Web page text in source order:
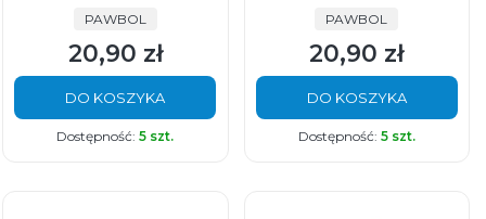
PRODUCENT
PAWBOL
Cena
20,90 zł
DO KOSZYKA
Dostępność:5 szt.
PRODUCENT
PAWBOL
Cena
20,90 zł
DO KOSZYKA
Dostępność: 5 szt.